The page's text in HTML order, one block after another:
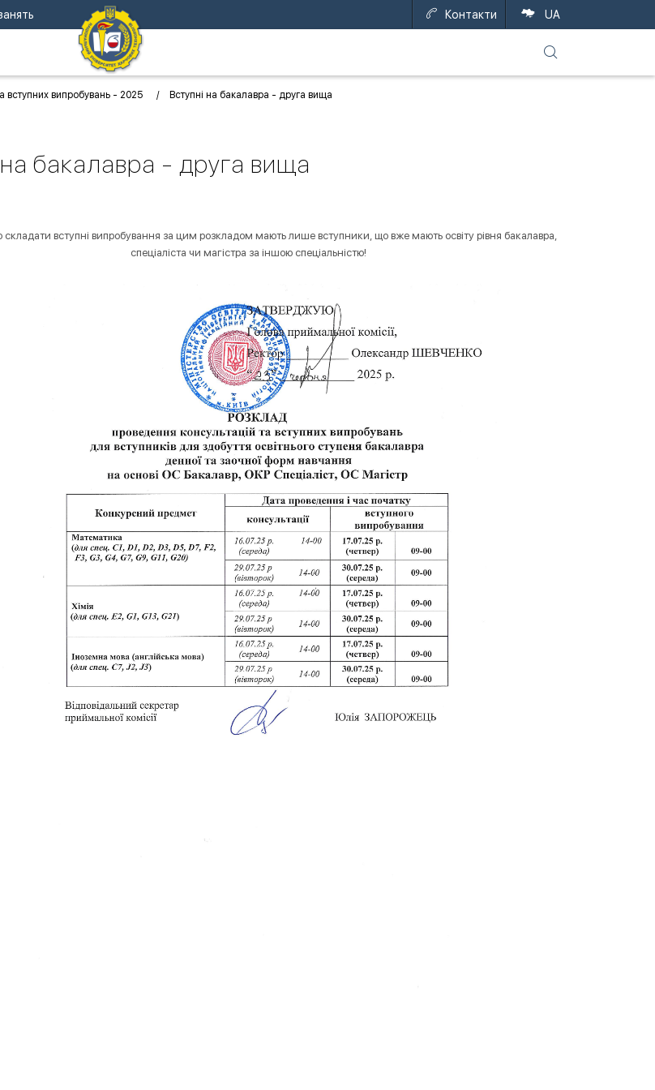
UA
Контакти
вступних випробувань - 2025 Вступні на бакалавра - друга вища
на бакалавра - друга вища
складати вступні випробування за цим розкладом мають лише вступники, що вже мають освіту рівня бакалавра,
спеціаліста чи магістра за іншою спеціальністю!